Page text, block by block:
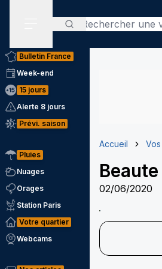
Rechercher
Bulletin France
Week-end
15 jours
Alerte 8 jours
Prévi. saison
Pluies
Nuages
Orages
Station Paris
Votre quartier
Webcams
Accueil
02/06/2020